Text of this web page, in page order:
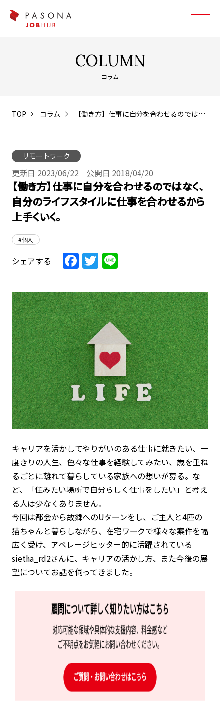
COLUMN
コラム
TOP コラム 【働き方】仕事に自分を合わせるのではなく、自分のライフスタイルに仕事を合わせるから上手くいく。
リモートワーク
更新日 2023/06/22 公開日 2018/04/20
【働き方】仕事に自分を合わせるのではなく、
自分のライフスタイルに仕事を合わせるから
上手くいく。
#個人
シェアする Facebook
Twitter
Line
キャリアを活かしてやりがいのある仕事に就きたい、一
度きりの人生、色々な仕事を経験してみたい、歳を重ね
るごとに離れて暮らしている家族への想いが募る。な
ど、「住みたい場所で自分らしく仕事をしたい」と考え
る人は少なくありません。
今回は都会から故郷へのUターンをし、ご主人と4匹の
猫ちゃんと暮らしながら、在宅ワークで様々な案件を幅
広く受け、アベレージヒッター的に活躍されている
sietha_rd2さんに、キャリアの活かし方、また今後の展
望についてお話を伺ってきました。